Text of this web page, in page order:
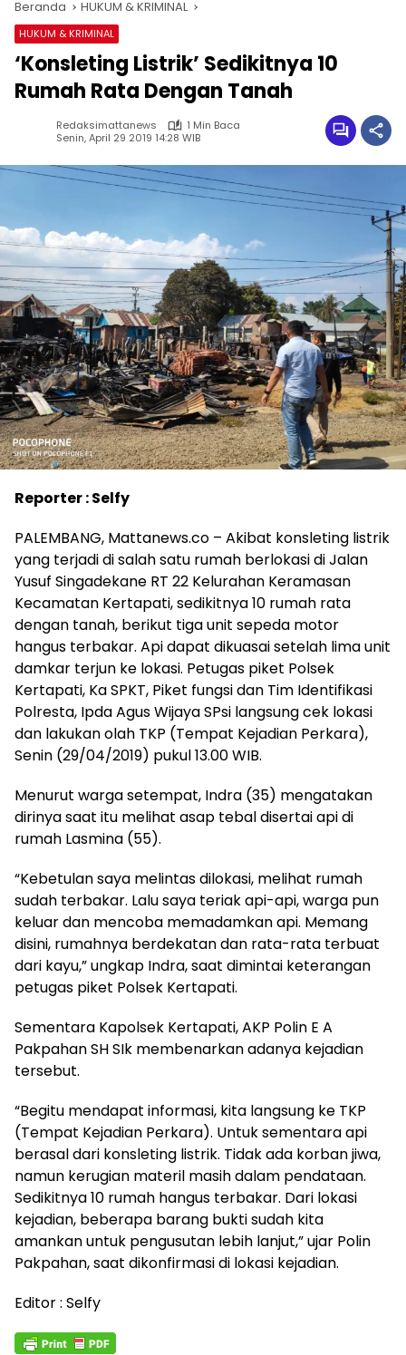
Beranda HUKUM & KRIMINAL
HUKUM & KRIMINAL
‘Konsleting Listrik’ Sedikitnya 10
Rumah Rata Dengan Tanah
Redaksimattanews
1 Min Baca
Senin, April 29 2019 14:28 WIB
Reporter : Selfy
PALEMBANG, Mattanews.co – Akibat konsleting listrik
yang terjadi di salah satu rumah berlokasi di Jalan
Yusuf Singadekane RT 22 Kelurahan Keramasan
Kecamatan Kertapati, sedikitnya 10 rumah rata
dengan tanah, berikut tiga unit sepeda motor
hangus terbakar. Api dapat dikuasai setelah lima unit
damkar terjun ke lokasi. Petugas piket Polsek
Kertapati, Ka SPKT, Piket fungsi dan Tim Identifikasi
Polresta, Ipda Agus Wijaya SPsi langsung cek lokasi
dan lakukan olah TKP (Tempat Kejadian Perkara),
Senin (29/04/2019) pukul 13.00 WIB.
Menurut warga setempat, Indra (35) mengatakan
dirinya saat itu melihat asap tebal disertai api di
rumah Lasmina (55).
“Kebetulan saya melintas dilokasi, melihat rumah
sudah terbakar. Lalu saya teriak api-api, warga pun
keluar dan mencoba memadamkan api. Memang
disini, rumahnya berdekatan dan rata-rata terbuat
dari kayu,” ungkap Indra, saat dimintai keterangan
petugas piket Polsek Kertapati.
Sementara Kapolsek Kertapati, AKP Polin E A
Pakpahan SH SIk membenarkan adanya kejadian
tersebut.
“Begitu mendapat informasi, kita langsung ke TKP
(Tempat Kejadian Perkara). Untuk sementara api
berasal dari konsleting listrik. Tidak ada korban jiwa,
namun kerugian materil masih dalam pendataan.
Sedikitnya 10 rumah hangus terbakar. Dari lokasi
kejadian, beberapa barang bukti sudah kita
amankan untuk pengusutan lebih lanjut,” ujar Polin
Pakpahan, saat dikonfirmasi di lokasi kejadian.
Editor : Selfy